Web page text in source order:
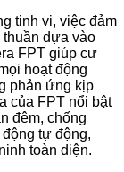
tinh vi, việc đảm
thuần dựa vào
FPT giúp cư
hoạt động
phản ứng kịp
của FPT nổi bật
đêm, chống
tự động,
toàn diện.